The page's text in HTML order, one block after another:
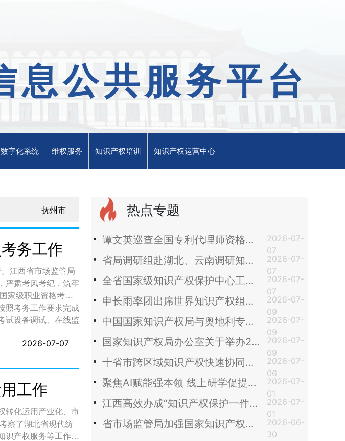
息公共服务平台
字化系统 维权服务 知识产权培训 知识产权运营中心
抚州市
务工作
江西省市场监管局
严肃考风考纪，筑牢
照考务工作要求完成
试设备调试、在线监
考务人员履职等情
指出，专利代理师资
实提高思想认识，
全流程规范运行；
守牢安全底线，针对
及时妥善处置各类
全、舒心的应试环
2026-07-07
工作
转化运用产业化、市
识产权服务等工作模
热点专题
谭文英巡查全国专利代理师资格考试南昌考点考务工作
2026-07-
07
省局调研组赴湖北、云南调研知识产权保护运用工作
2026-07-
07
全省国家级知识产权保护中心工作座谈会召开
2026-07-
07
申长雨率团出席世界知识产权组织成员国大会第68届系列会议并作一般性发言
2026-07-
09
中国国家知识产权局与奥地利专利局签署更新版知识产权领域合作谅解备忘录
2026-07-
09
国家知识产权局办公室关于举办2026年知识产权公共服务信息检索分析技能大赛的通知
2026-07-
09
十省市跨区域知识产权快速协同保护工作交流研讨活动在江西中心成功举办
2026-07-
06
聚焦AI赋能强本领 线上研学促提升 ——省保护中心举办2026年第七期“知识产权大讲堂”暨“岗位大练兵”活动
2026-07-
01
江西高效办成“知识产权保护一件事”系统上线试运行
2026-07-
01
省市场监管局加强国家知识产权局商标业务受理窗口行风建设
2026-06-
30